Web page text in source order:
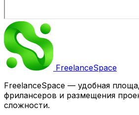
FreelanceSpace
FreelanceSpace — удобная
фрилансеров и размещения
сложности.